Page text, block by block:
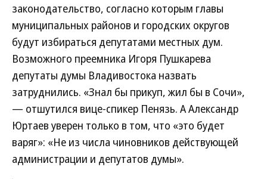
законодательство, согласно которым главы
муниципальных районов и городских округов
будут избираться депутатами местных дум.
Возможного преемника Игоря Пушкарева
депутаты думы Владивостока назвать
затруднились. «Знал бы прикуп, жил бы в Сочи»,
— отшутился вице-спикер Пенязь. А Александр
Юртаев уверен только в том, что «это будет
варяг»: «Не из числа чиновников действующей
администрации и депутатов думы».